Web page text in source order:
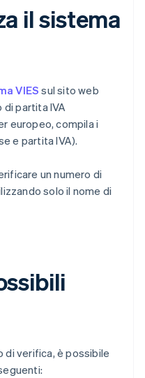
il sistema
VIES sul sito web
di partita IVA
europeo, compila i
e partita IVA).
un numero di
solo il nome di
di verifica, è possibile